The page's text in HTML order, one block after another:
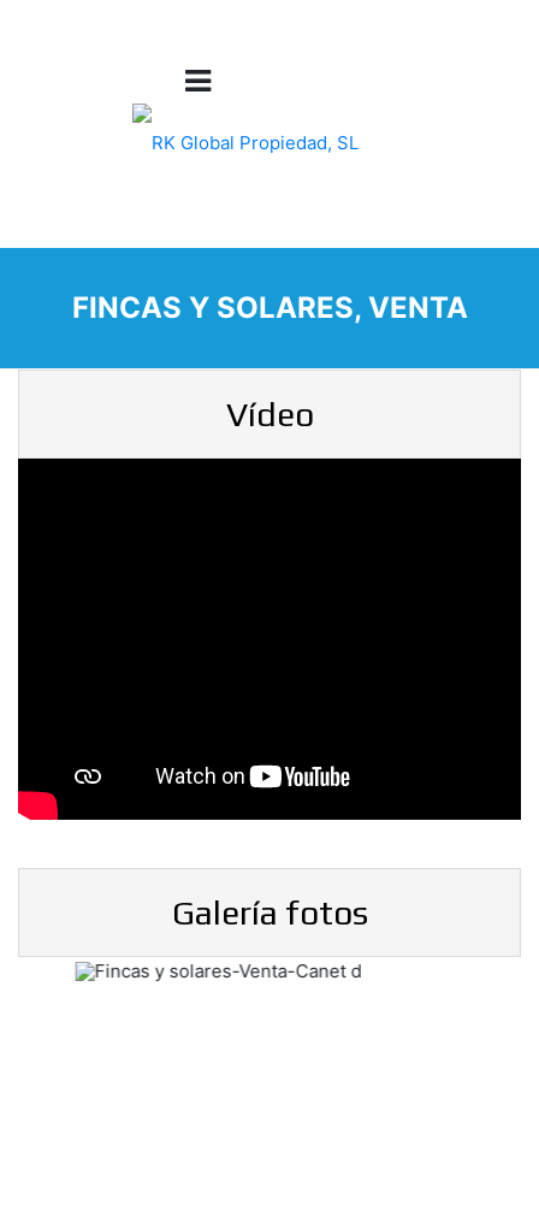
FINCAS Y SOLARES, VENTA
Vídeo
Galería fotos